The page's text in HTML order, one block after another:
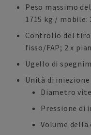
Peso massimo
1715 kg / mobile:
Controllo del tiro
fisso/FAP; 2 x
Ugello di
Unità di iniezione
Diametro
Pressione di
Volume della